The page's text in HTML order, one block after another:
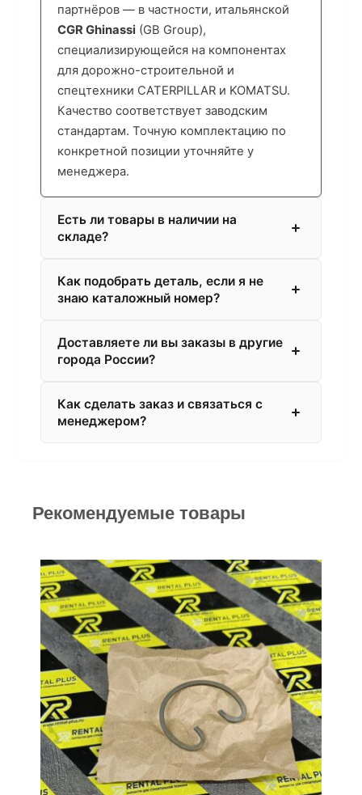
партнёров — в частности, итальянской
CGR Ghinassi (GB Group),
специализирующейся на компонентах
для дорожно-строительной и
спецтехники CATERPILLAR и KOMATSU.
Качество соответствует заводским
стандартам. Точную комплектацию по
конкретной позиции уточняйте у
менеджера.
Есть ли товары в наличии на
складе?
Как подобрать деталь, если я не
знаю каталожный номер?
Доставляете ли вы заказы в другие
города России?
Как сделать заказ и связаться с
менеджером?
Рекомендуемые товары